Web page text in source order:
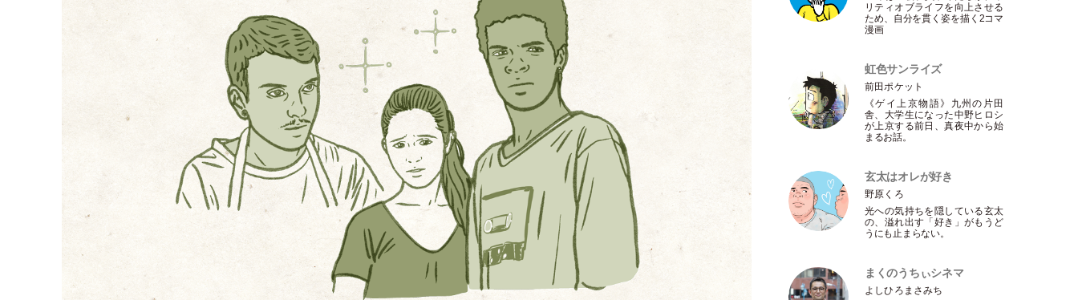
リティオブライフを向上させる
ため、自分を貫く姿を描く2コマ
漫画
虹色サンライズ
前田ポケット
《ゲイ上京物語》九州の片田
舎、大学生になった中野ヒロシ
が上京する前日、真夜中から始
まるお話。
玄太はオレが好き
野原くろ
光への気持ちを隠している玄太
の、溢れ出す 「好き 」がもうど
うにも止まらない。
まくのうちぃシネマ
よしひろまさみち